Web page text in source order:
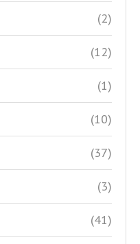
(2)
(12)
(1)
(10)
(37)
(3)
(41)